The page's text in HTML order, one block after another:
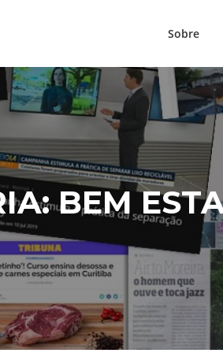
Sobre
BEM